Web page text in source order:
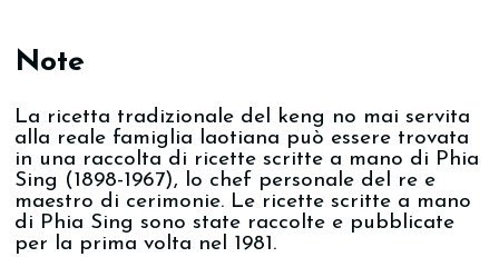
Note
La ricetta tradizionale del keng no mai servita
alla reale famiglia laotiana può essere trovata
in una raccolta di ricette scritte a mano di Phia
Sing (1898-1967), lo chef personale del re e
maestro di cerimonie. Le ricette scritte a mano
di Phia Sing sono state raccolte e pubblicate
per la prima volta nel 1981.